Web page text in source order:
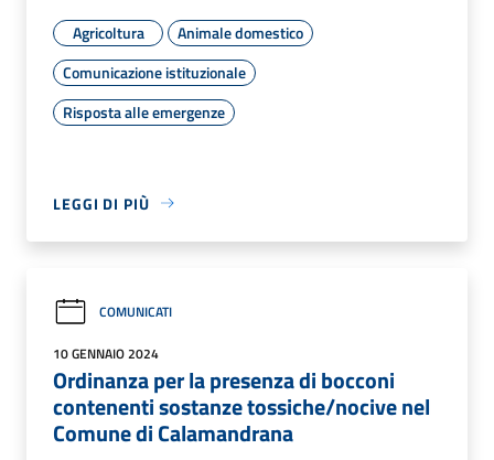
Agricoltura
Animale domestico
Comunicazione istituzionale
Risposta alle emergenze
LEGGI DI PIÙ
COMUNICATI
10 GENNAIO 2024
Ordinanza per la presenza di bocconi
contenenti sostanze tossiche/nocive nel
Comune di Calamandrana